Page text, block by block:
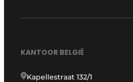
KANTOOR BELGIË
Kapellestraat 132/1